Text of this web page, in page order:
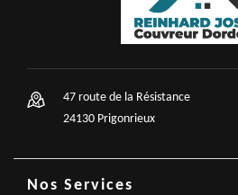
47 route de la Résistance
24130 Prigonrieux
Nos Services